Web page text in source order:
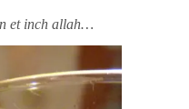
et inch allah…